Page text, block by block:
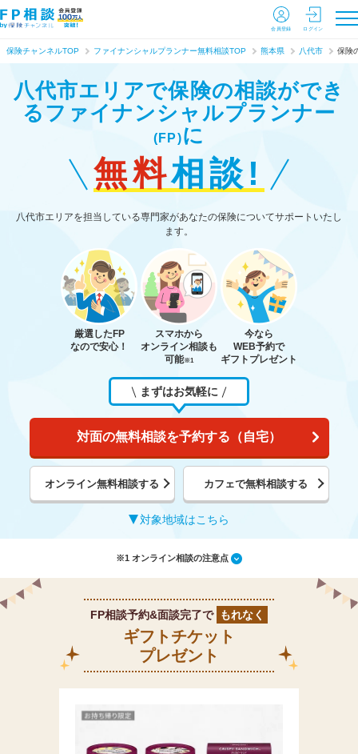
会員登録 ログイン
保険チャンネルTOP ファイナンシャルプランナー無料相談TOP 熊本県 八代市 保険
八代市エリアで保険の相談ができ
る ファイナンシャルプランナー
(FP)に
無料相談!
八代市エリアを担当している専門家があなたの保険についてサポートいたし
ます。
厳選したFP
なので安心！
スマホから
オンライン相談も
可能※1
今なら
WEB予約で
ギフトプレゼント
まずはお気軽に
対面の無料相談を予約する（自宅）
オンライン無料相談する カフェで無料相談する
対象地域はこちら
※1 オンライン相談の注意点
FP相談予約&面談完了で もれなく
ギフトチケット
プレゼント